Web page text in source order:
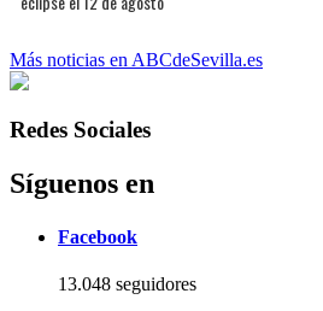
Más noticias en ABCdeSevilla.es
Redes Sociales
Síguenos en
Facebook
13.048 seguidores